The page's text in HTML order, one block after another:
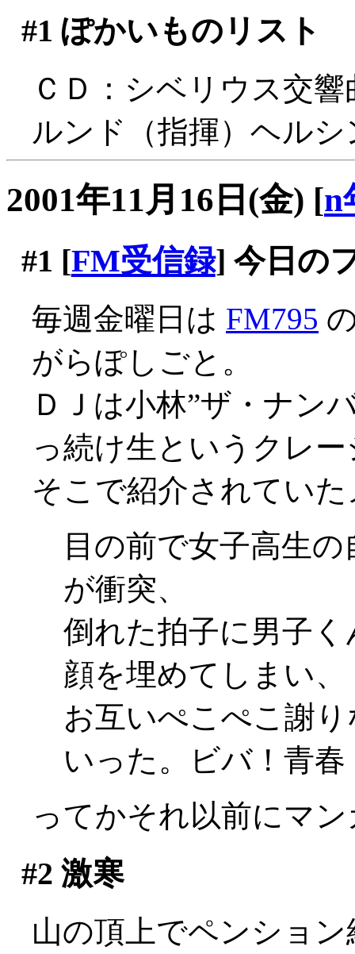
#1 ぽかいものリスト
ＣＤ：シベリウス交
ルンド（指揮）ヘル
2001年11月16日(金) [n
#1 [FM受信録] 今日の
毎週金曜日は FM795
がらぽしごと。
ＤＪは小林”ザ・ナン
っ続け生というクレ
そこで紹介されてい
目の前で女子高生
が衝突、
倒れた拍子に男子
顔を埋めてしまい、
お互いぺこぺこ謝
いった。ビバ！青春
ってかそれ以前にマ
#2 激寒
山の頂上でペンショ